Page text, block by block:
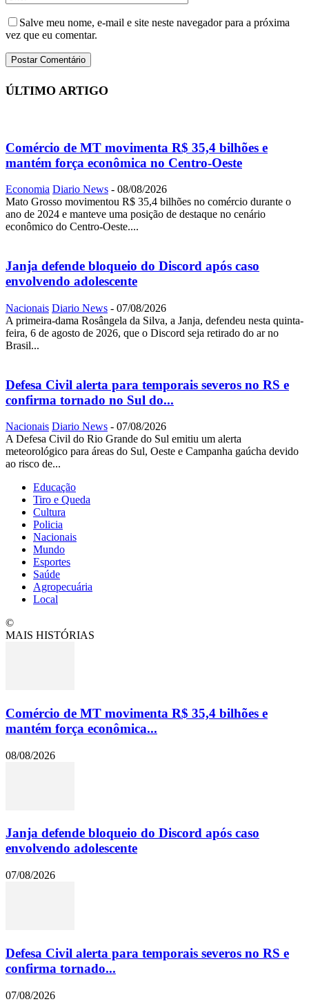
Salve meu nome, e-mail e site neste navegador para a próxima
vez que eu comentar.
ÚLTIMO ARTIGO
Comércio de MT movimenta R$ 35,4 bilhões e
mantém força econômica no Centro-Oeste
Economia Diario News - 08/08/2026
Mato Grosso movimentou R$ 35,4 bilhões no comércio durante o
ano de 2024 e manteve uma posição de destaque no cenário
econômico do Centro-Oeste....
Janja defende bloqueio do Discord após caso
envolvendo adolescente
Nacionais Diario News - 07/08/2026
A primeira-dama Rosângela da Silva, a Janja, defendeu nesta quinta-
feira, 6 de agosto de 2026, que o Discord seja retirado do ar no
Brasil...
Defesa Civil alerta para temporais severos no RS e
confirma tornado no Sul do...
Nacionais Diario News - 07/08/2026
A Defesa Civil do Rio Grande do Sul emitiu um alerta
meteorológico para áreas do Sul, Oeste e Campanha gaúcha devido
ao risco de...
Educação
Tiro e Queda
Cultura
Policia
Nacionais
Mundo
Esportes
Saúde
Agropecuária
Local
©
MAIS HISTÓRIAS
Comércio de MT movimenta R$ 35,4 bilhões e
mantém força econômica...
08/08/2026
Janja defende bloqueio do Discord após caso
envolvendo adolescente
07/08/2026
Defesa Civil alerta para temporais severos no RS e
confirma tornado...
07/08/2026